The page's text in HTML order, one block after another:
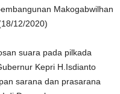
Makogabwilhan
12/2020)
suara pada pilkada
Kepri H.Isdianto
sarana dan prasarana